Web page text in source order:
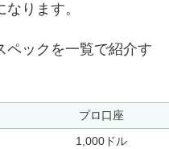
ります。
ペックを一覧で紹介す
プロ口座
1,000ドル